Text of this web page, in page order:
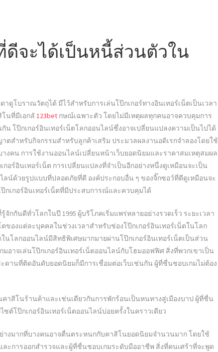
จะได้เป็นหนี้ส่วนตัวใน
ดูโบราณวัตถุได้ มีไว้สำหรับการเล่นโป๊กเกอร์ทางอินเทอร์เน็ตเป็นเวลา
นที่มีเอกลั123bet กษณ์เฉพาะตัว โดยไม่มีเหตุผลทุกคนอาจควบคุมการ
โป๊กเกอร์อินเทอร์เน็ตโลกออนไลน์ซึ่งอาจเปลี่ยนแปลงความเป็นไปได้
ตสำหรับกิจกรรมสำหรับลูกค้าเสริม ประมวลผลงานอดิเรกจำลองโดยใช้
คน การใช้งานออนไลน์เปลี่ยนหน้าเว็บยอดนิยมและราคาสมเหตุสมผล
ร์อินเทอร์เน็ต การเปลี่ยนแปลงที่จำเป็นอีกอย่างหนึ่งดูเหมือนจะเป็น
น์ด้วยรูปแบบที่ปลอดภัยที่ดี องค์ประกอบอื่น ๆ ของจิ๊กซอว์ที่ดีดูเหมือนจะ
กเกอร์อินเทอร์เน็ตที่มีประสบการณ์และควบคุมได้
กกันดีทั่วโลกในปี 1995 ผู้บริโภคเริ่มแพร่หลายอย่างรวดเร็ว ระยะเวลา
ตของแต่ละบุคคลในช่วงเวลาสำหรับช่องโป๊กเกอร์อินเทอร์เน็ตในโลก
ในโลกออนไลน์มีสิทธิพิเศษมากมายผ่านโป๊กเกอร์อินเทอร์เน็ตเป็นส่วน
าจเล่นโป๊กเกอร์อินเทอร์เน็ตออนไลน์กับโฮมออฟฟิศ สิ่งที่พวกเขาเป็น
ดานที่ติดอันดับยอดนิยมก็มีการเชื่อมต่อเว็บเช่นกัน ผู้ที่ชื่นชอบเกมไม่ต้อง
าสิโนร้านค้าและเช่นเดียวกันการพักร้อนเป็นหนทางสู่เมืองบาป ผู้ที่ชื่น
ต์โป๊กเกอร์อินเทอร์เน็ตออนไลน์บ่อยครั้งในคราวเดียว
งมากที่บางคนอาจตื่นตระหนกกับคาสิโนยอดนิยมจำนวนมาก โดยใช้
ละการออกสำรวจและผู้ที่ชื่นชอบเกมระดับมืออาชีพ สิ่งที่คนเศร้าที่จะพูด